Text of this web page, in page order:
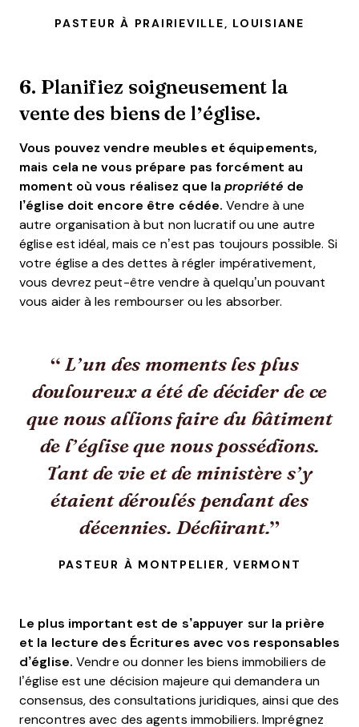
PASTEUR À PRAIRIEVILLE, LOUISIANE
6. Planifiez soigneusement la
vente des biens de l’église.
Vous pouvez vendre meubles et équipements,
mais cela ne vous prépare pas forcément au
moment où vous réalisez que lapropriété de
l’église doit encore être cédée. Vendre à une
autre organisation à but non lucratif ou une autre
église est idéal, mais ce n’est pas toujours possible. Si
votre église a des dettes à régler impérativement,
vous devrez peut-être vendre à quelqu’un pouvant
vous aider à les rembourser ou les absorber.
L’un des moments les plus
douloureux a été de décider de ce
que nous allions faire du bâtiment
de l’église que nous possédions.
Tant de vie et de ministère s’y
étaient déroulés pendant des
décennies. Déchirant.
PASTEUR À MONTPELIER, VERMONT
Le plus important est de s’appuyer sur la prière
et la lecture des Écritures avec vos responsables
d’église. Vendre ou donner les biens immobiliers de
l’église est une décision majeure qui demandera un
consensus, des consultations juridiques, ainsi que des
rencontres avec des agents immobiliers. Imprégnez